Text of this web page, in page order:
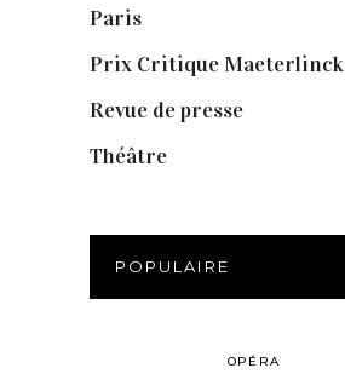
Paris
Prix Critique Maeterlinck
Revue de presse
Théâtre
POPULAIRE
OPÉRA